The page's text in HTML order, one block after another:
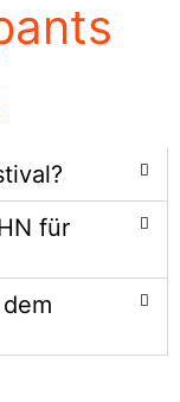
für